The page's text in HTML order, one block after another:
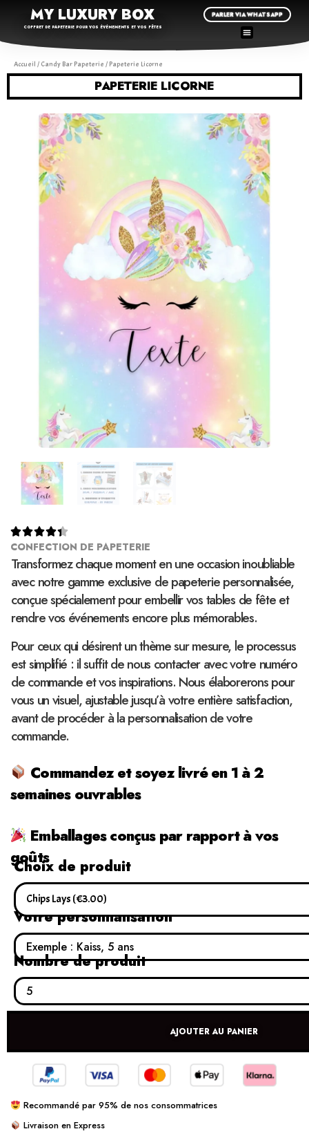
MY LUXURY BOX
COFFRET DE PAPETERIE POUR VOS ÉVÉNEMENTS ET VOS FÊTES
PARLER VIA WHATSAPP
Accueil / Candy Bar Papeterie / Papeterie Licorne
PAPETERIE LICORNE

CONFECTION DE PAPETERIE
Transformez chaque moment en une occasion inoubliable
avec notre gamme exclusive de papeterie personnalisée,
conçue spécialement pour embellir vos tables de fête et
rendre vos événements encore plus mémorables.
Pour ceux qui désirent un thème sur mesure, le processus
est simplifié : il suffit de nous contacter avec votre numéro
de commande et vos inspirations. Nous élaborerons pour
vous un visuel, ajustable jusqu’à votre entière satisfaction,
avant de procéder à la personnalisation de votre
commande.
Commandez et soyez livré en 1 à 2
semaines ouvrables
Emballages conçus par rapport à vos
goûts
Choix de produit
Votre personnalisation
Nombre de produit
AJOUTER AU PANIER
Recommandé par 95% de nos consommatrices
Livraison en Express